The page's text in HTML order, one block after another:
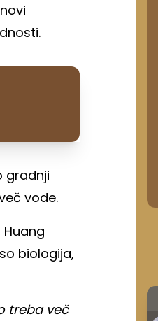
gradnji
vode.
biologija,
treba več